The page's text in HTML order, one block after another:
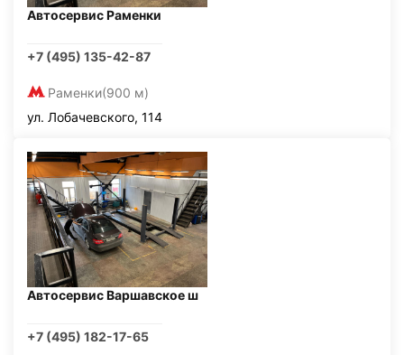
Автосервис Раменки
+7 (495) 135-42-87
Раменки(900 м)
ул. Лобачевского, 114
Автосервис Варшавское ш
+7 (495) 182-17-65